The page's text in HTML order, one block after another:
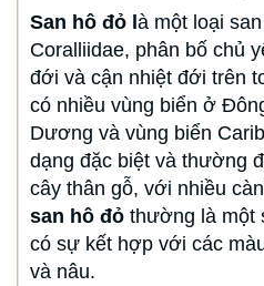
San hô đỏ l à một loại
Coralliidae, phân bố chủ
đới và cận nhiệt đới trên
có nhiều vùng biển ở
Dương và vùng biển
dạng đặc biệt và thường
cây thân gỗ, với nhiều
san hô đỏ thường là một
có sự kết hợp với các
và nâu.